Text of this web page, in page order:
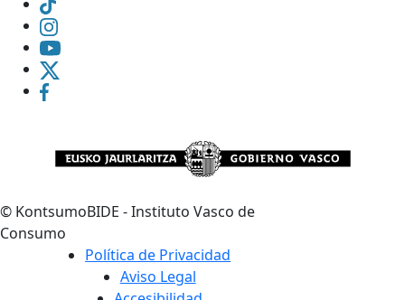
© KontsumoBIDE - Instituto Vasco de
Consumo
Política de Privacidad
Aviso Legal